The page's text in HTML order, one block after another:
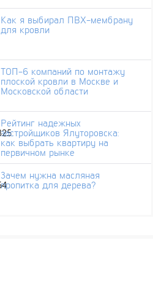
Как я выбирал ПВХ-мембрану
для кровли
ТОП-6 компаний по монтажу
плоской кровли в Москве и
Московской области
Рейтинг надежных
застройщиков Ялуторовска:
как выбрать квартиру на
первичном рынке
Зачем нужна масляная
пропитка для дерева?